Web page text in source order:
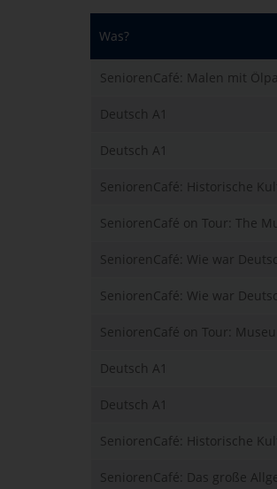
Was?
SeniorenCafé: Malen mit
Deutsch A1
Deutsch A1
SeniorenCafé: Historische
SeniorenCafé on Tour: The
SeniorenCafé: Wie war
SeniorenCafé: Wie war
SeniorenCafé on Tour:
Deutsch A1
Deutsch A1
SeniorenCafé: Historische
SeniorenCafé: Das große